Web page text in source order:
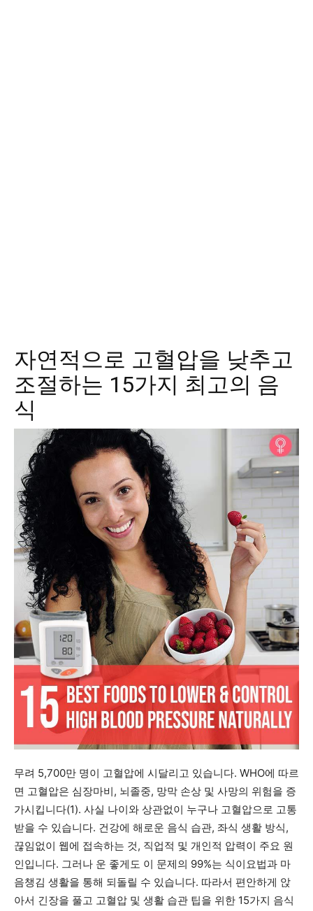
자연적으로 고혈압을 낮추고
조절하는 15가지 최고의 음
식
무려 5,700만 명이 고혈압에 시달리고 있습니다. WHO에 따르
면 고혈압은 심장마비, 뇌졸중, 망막 손상 및 사망의 위험을 증
가시킵니다(1). 사실 나이와 상관없이 누구나 고혈압으로 고통
받을 수 있습니다. 건강에 해로운 음식 습관, 좌식 생활 방식,
끊임없이 웹에 접속하는 것, 직업적 및 개인적 압력이 주요 원
인입니다. 그러나 운 좋게도 이 문제의 99%는 식이요법과 마
음챙김 생활을 통해 되돌릴 수 있습니다. 따라서 편안하게 앉
아서 긴장을 풀고 고혈압 및 생활 습관 팁을 위한 15가지 음식